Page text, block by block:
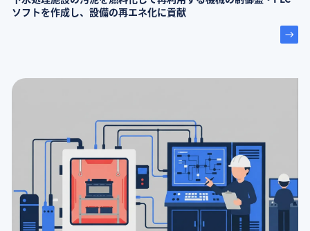
ソフトを作成し、設備の再エネ化に貢献